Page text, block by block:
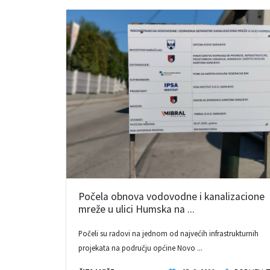
Počela obnova vodovodne i kanalizacione
mreže u ulici Humska na ...
Počeli su radovi na jednom od najvećih infrastrukturnih
projekata na području općine Novo ...